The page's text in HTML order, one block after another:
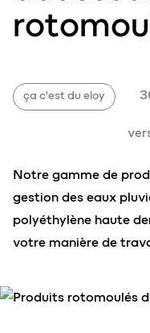
ça c'est du eloy
Notre gamme de
gestion des eaux
polyéthylène haute
votre manière de